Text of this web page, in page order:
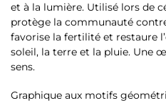
et à la lumière. Utilisé lors de
protège la communauté
favorise la fertilité et restaure
soleil, la terre et la pluie. Une
sens.
Graphique aux motifs